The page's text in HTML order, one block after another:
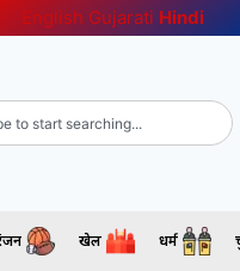
English Gujarati Hindi
खेल धर्म